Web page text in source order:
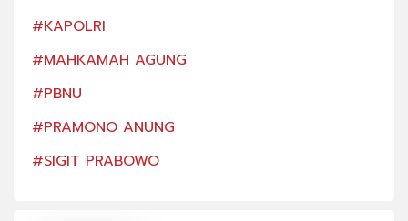
#KAPOLRI
#MAHKAMAH AGUNG
#PBNU
#PRAMONO ANUNG
#SIGIT PRABOWO